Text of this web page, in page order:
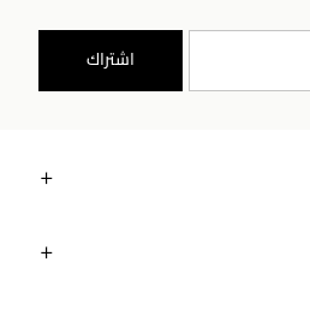
اشتراك